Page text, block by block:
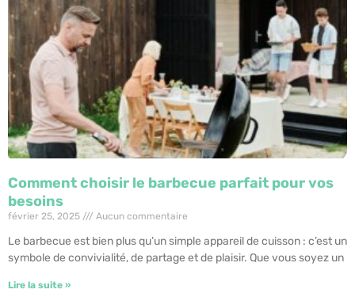
Comment choisir le barbecue parfait pour vos
besoins
février 25, 2025 Aucun commentaire
Le barbecue est bien plus qu’un simple appareil de cuisson : c’est un
symbole de convivialité, de partage et de plaisir. Que vous soyez un
Lire la suite »